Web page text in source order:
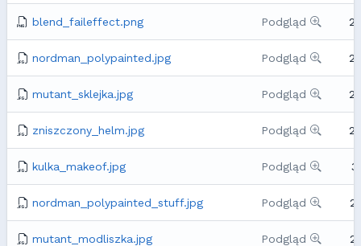
blend_faileffect.png Podgląd
nordman_polypainted.jpg Podgląd
mutant_sklejka.jpg Podgląd
zniszczony_helm.jpg Podgląd
kulka_makeof.jpg Podgląd
nordman_polypainted_stuff.jpg Podgląd
mutant_modliszka.jpg Podgląd